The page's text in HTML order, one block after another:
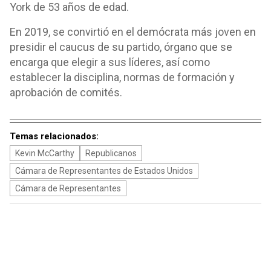
York de 53 años de edad.
En 2019, se convirtió en el demócrata más joven en
presidir el caucus de su partido, órgano que se
encarga que elegir a sus líderes, así como
establecer la disciplina, normas de formación y
aprobación de comités.
Temas relacionados:
Kevin McCarthy
Republicanos
Cámara de Representantes de Estados Unidos
Cámara de Representantes